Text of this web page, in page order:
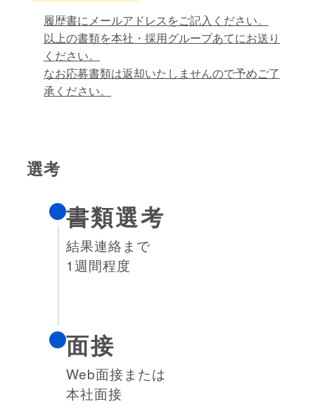
履歴書にメールアドレスをご記入ください。
以上の書類を本社・採用グループあてにお送り
ください。
なお応募書類は返却いたしませんので予めご了
承ください。
選考
書類選考
結果連絡まで
1週間程度
面接
Web面接または
本社面接